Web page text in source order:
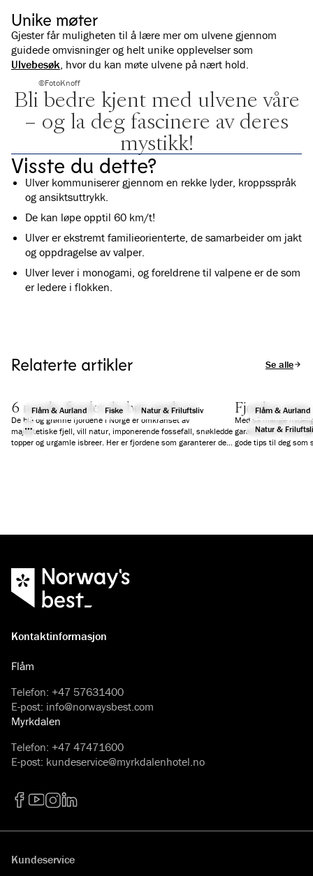
Unike møter
Gjester får muligheten til å lære mer om ulvene gjennom
guidede omvisninger og helt unike opplevelser som
Ulvebesøk, hvor du kan møte ulvene på nært hold.
©FotoKnoff
Bli bedre kjent med ulvene våre
– og la deg fascinere av deres
mystikk!
Visste du dette?
Ulver kommuniserer gjennom en rekke lyder, kroppsspråk
og ansiktsuttrykk.
De kan løpe opptil 60 km/t!
Ulver er ekstremt familieorienterte, de samarbeider om jakt
og oppdragelse av valper.
Ulver lever i monogami, og foreldrene til valpene er de som
er ledere i flokken.
Relaterte artikler Se alle
Flåm & Aurland Fiske Natur & Friluftsliv
6 norske fjorder du bør oppleve
De blå og grønne fjordene i Norge er omkranset av
majestetiske fjell, vill natur, imponerende fossefall, snøkledde
topper og urgamle isbreer. Her er fjordene som garanterer deg
Flåm & Aurland
Natur &
Fjorden som
Med så mange
garantert en norsk
gode tips til deg som
Kontaktinformasjon
Flåm
Telefon: +47 57631400
E-post: info@norwaysbest.com
Myrkdalen
Telefon: +47 47471600
E-post: kundeservice@myrkdalenhotel.no
Kundeservice